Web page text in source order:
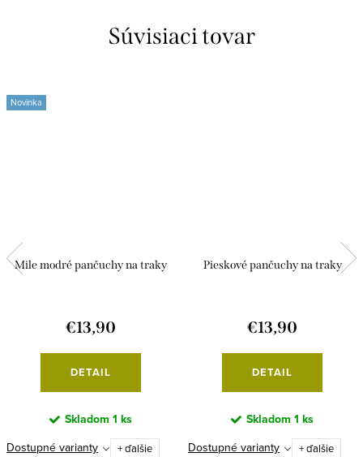
Súvisiaci tovar
Novinka
Mile modré pančuchy na traky
€13,90
DETAIL
Skladom 1 ks
Dostupné varianty + ďalšie
Pieskové pančuchy na traky
€13,90
DETAIL
Skladom 1 ks
Dostupné varianty + ďalšie